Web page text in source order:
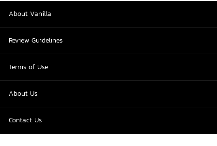
About Vanilla
Review Guidelines
Terms of Use
About Us
Contact Us